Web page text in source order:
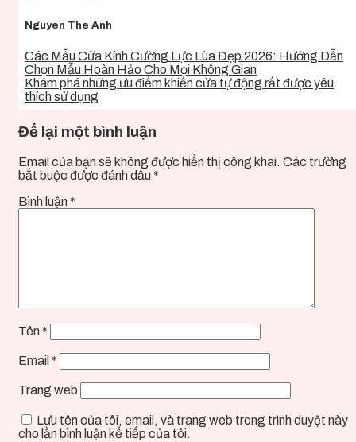
Nguyen The Anh
Các Mẫu Cửa Kính Cường Lực Lùa Đẹp 2026: Hướng Dẫn
Chọn Mẫu Hoàn Hảo Cho Mọi Không Gian
Khám phá những ưu điểm khiến cửa tự động rất được yêu
thích sử dụng
Để lại một bình luận
Email của bạn sẽ không được hiển thị công khai. Các trường
bắt buộc được đánh dấu *
Bình luận *
Tên *
Email *
Trang web
Lưu tên của tôi, email, và trang web trong trình duyệt này
cho lần bình luận kế tiếp của tôi.